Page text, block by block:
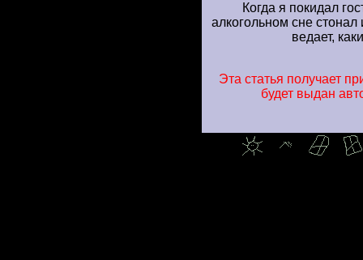
Когда я покидал
алкогольном сне стонал
ведает,
Эта статья получает
будет выдан